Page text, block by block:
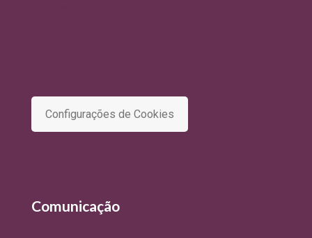
Configurações de Cookies
Comunicação